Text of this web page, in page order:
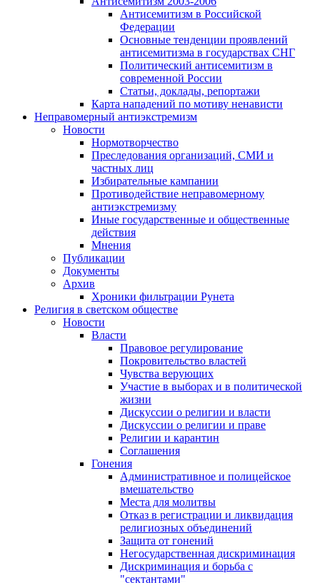
Антисемитизм в Российской
Федерации
Основные тенденции проявлений
антисемитизма в государствах СНГ
Политический антисемитизм в
современной России
Статьи, доклады, репортажи
Карта нападений по мотиву ненависти
Неправомерный антиэкстремизм
Новости
Нормотворчество
Преследования организаций, СМИ и
частных лиц
Избирательные кампании
Противодействие неправомерному
антиэкстремизму
Иные государственные и общественные
действия
Мнения
Публикации
Документы
Архив
Хроники фильтрации Рунета
Религия в светском обществе
Новости
Власти
Правовое регулирование
Покровительство властей
Чувства верующих
Участие в выборах и в политической
жизни
Дискуссии о религии и власти
Дискуссии о религии и праве
Религии и карантин
Соглашения
Гонения
Административное и полицейское
вмешательство
Места для молитвы
Отказ в регистрации и ликвидация
религиозных объединений
Защита от гонений
Негосударственная дискриминация
Дискриминация и борьба с
"сектантами"